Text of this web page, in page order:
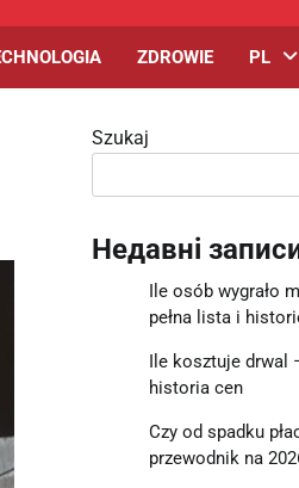
ZDROWIE PL
Szukaj
Недавні
Ile osób wygrało
pełna lista i
Ile kosztuje drwal
historia cen
Czy od spadku
przewodnik na